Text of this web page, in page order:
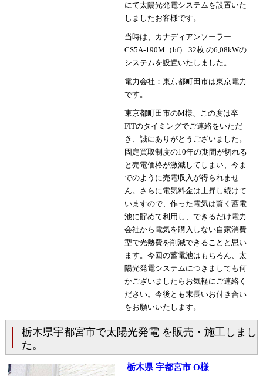
にて太陽光発電システムを設置いた
しましたお客様です。
当時は、カナディアンソーラー
CS5A-190M（bf） 32枚 の6,08kWの
システムを設置いたしました。
電力会社：東京都町田市は東京電力
です。
東京都町田市のM様、この度は卒
FITのタイミングでご連絡をいただ
き、誠にありがとうございました。
固定買取制度の10年の期間が切れる
と売電価格が激減してしまい、今ま
でのように売電収入が得られませ
ん。さらに電気料金は上昇し続けて
いますので、作った電気は賢く蓄電
池に貯めて利用し、できるだけ電力
会社から電気を購入しない自家消費
型で光熱費を削減できることと思い
ます。今回の蓄電池はもちろん、太
陽光発電システムにつきましても何
かございましたらお気軽にご連絡く
ださい。今後とも末長いお付き合い
をお願いいたします。
栃木県宇都宮市で太陽光発電 を販売・施工しまし
た。
栃木県 宇都宮市 O様